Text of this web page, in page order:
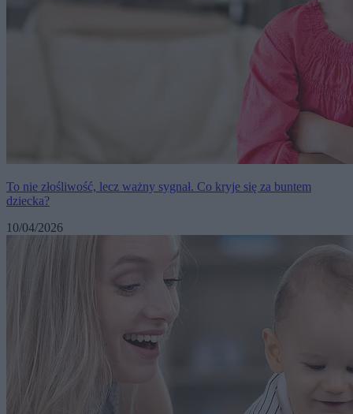
To nie złośliwość, lecz ważny sygnał. Co kryje się za buntem
dziecka?
10/04/2026